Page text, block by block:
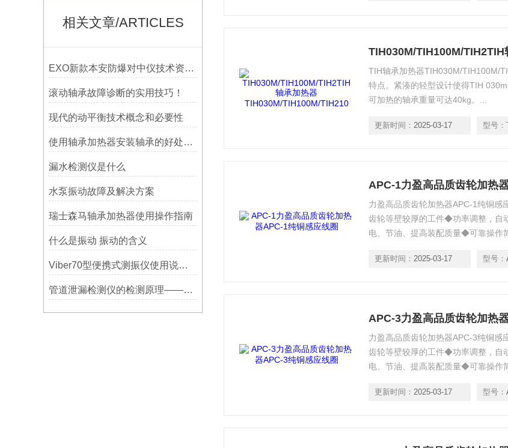
相关文章/ARTICLES
EXO新款本安防爆对中仪技术资料简介——宁波利德仪器
滚动轴承故障诊断的实用技巧！
现代的动平衡技术概念和必要性
使用轴承加热器安装轴承的好处及优势——宁波利德
漏水检测仪是什么
水泵振动故障及解决方案
瑞士森马轴承加热器使用操作指南
什么是振动 振动的含义
Viber70型便携式测振仪使用说明书-宁波市镇海利德仪器设备公司
管道泄漏检测仪的检测原理——宁波利德
TIH轴承加热器TIH030M/TIH100M/
特点。紧湊的轻型设计使得TIH
可加热的轴承重量可达40kg。...
更新时间： 2025-03-17 型号：
APC-1力盈高品质齿轮加热
力盈高品质齿轮加热器APC-1纯铜感
齿轮等壁较厚的工件◆功率调整，
电、节油、提高装配质量◆可靠操作
更新时间： 2025-03-17 型号：
APC-3力盈高品质齿轮加热
力盈高品质齿轮加热器APC-3纯铜感
齿轮等壁较厚的工件◆功率调整，
电、节油、提高装配质量◆可靠操作
更新时间： 2025-03-17 型号：